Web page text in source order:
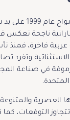
تأسست مجوهرات أمواج
ناجحة تعكس
فاخرة، فمنذ
وتفرد
في صناعة
العصرية والمتنوعة
التوقعات، كما